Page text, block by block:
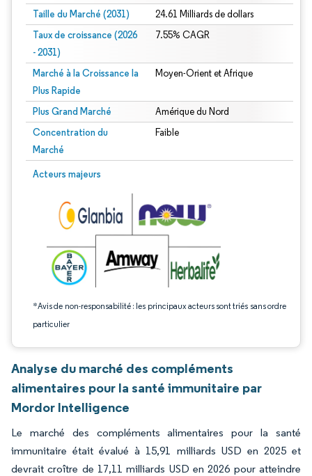
Taille du Marché (2031) 24.61 Milliards de dollars
Taux de croissance (2026
- 2031)
7.55% CAGR
Marché à la Croissance la
Plus Rapide
Moyen-Orient et Afrique
Plus Grand Marché Amérique du Nord
Concentration du
Marché
Faible
Acteurs majeurs
*Avis de non-responsabilité : les principaux acteurs sont triés sans ordre
particulier
Image © Mordor Intelligence. La réutilisation nécessite une attribution sous CC
Analyse du marché des compléments
alimentaires pour la santé immunitaire par
Mordor Intelligence
Le marché des compléments alimentaires pour la santé
immunitaire était évalué à 15,91 milliards USD en 2025 et
devrait croître de 17,11 milliards USD en 2026 pour atteindre